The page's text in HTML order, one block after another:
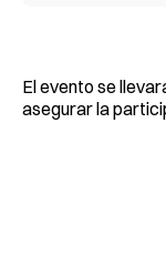
El evento se
asegurar la